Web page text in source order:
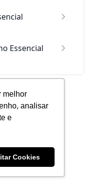
melhor
analisar
e
Cookies
Essencial